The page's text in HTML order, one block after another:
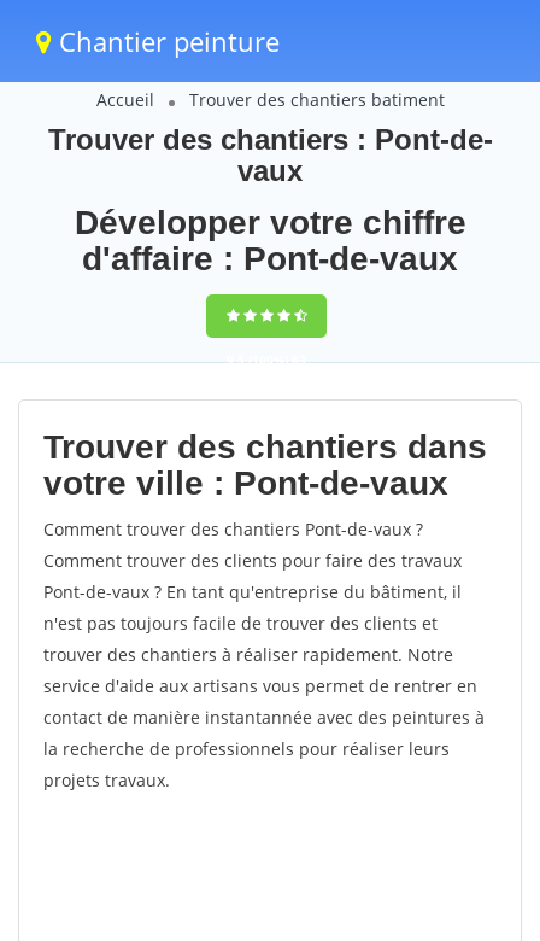
Chantier peinture
Accueil Trouver des chantiers batiment
Trouver des chantiers : Pont-de-
vaux
Développer votre chiffre
d'affaire : Pont-de-vaux
9,5(100%)63
votes
Trouver des chantiers dans
votre ville : Pont-de-vaux
Comment trouver des chantiers Pont-de-vaux ?
Comment trouver des clients pour faire des travaux
Pont-de-vaux ? En tant qu'entreprise du bâtiment, il
n'est pas toujours facile de trouver des clients et
trouver des chantiers à réaliser rapidement. Notre
service d'aide aux artisans vous permet de rentrer en
contact de manière instantannée avec des peintures à
la recherche de professionnels pour réaliser leurs
projets travaux.